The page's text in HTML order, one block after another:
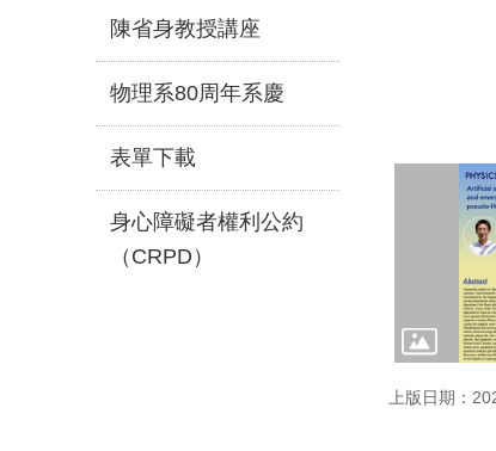
陳省身教授講座
物理系80周年系慶
表單下載
身心障礙者權利公約
（CRPD）
上版日期：